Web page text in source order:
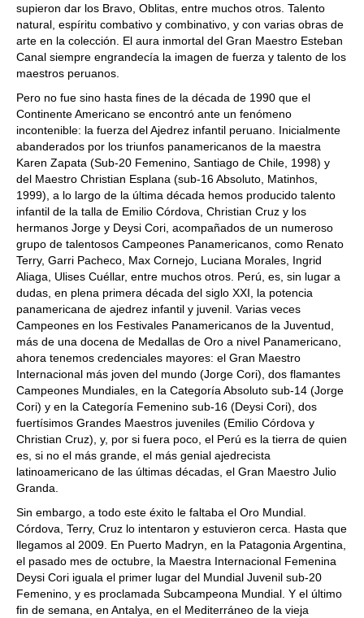
supieron dar los Bravo, Oblitas, entre muchos otros. Talento
natural, espíritu combativo y combinativo, y con varias obras de
arte en la colección. El aura inmortal del Gran Maestro Esteban
Canal siempre engrandecía la imagen de fuerza y talento de los
maestros peruanos.
Pero no fue sino hasta fines de la década de 1990 que el
Continente Americano se encontró ante un fenómeno
incontenible: la fuerza del Ajedrez infantil peruano. Inicialmente
abanderados por los triunfos panamericanos de la maestra
Karen Zapata (Sub-20 Femenino, Santiago de Chile, 1998) y
del Maestro Christian Esplana (sub-16 Absoluto, Matinhos,
1999), a lo largo de la última década hemos producido talento
infantil de la talla de Emilio Córdova, Christian Cruz y los
hermanos Jorge y Deysi Cori, acompañados de un numeroso
grupo de talentosos Campeones Panamericanos, como Renato
Terry, Garri Pacheco, Max Cornejo, Luciana Morales, Ingrid
Aliaga, Ulises Cuéllar, entre muchos otros. Perú, es, sin lugar a
dudas, en plena primera década del siglo XXI, la potencia
panamericana de ajedrez infantil y juvenil. Varias veces
Campeones en los Festivales Panamericanos de la Juventud,
más de una docena de Medallas de Oro a nivel Panamericano,
ahora tenemos credenciales mayores: el Gran Maestro
Internacional más joven del mundo (Jorge Cori), dos flamantes
Campeones Mundiales, en la Categoría Absoluto sub-14 (Jorge
Cori) y en la Categoría Femenino sub-16 (Deysi Cori), dos
fuertísimos Grandes Maestros juveniles (Emilio Córdova y
Christian Cruz), y, por si fuera poco, el Perú es la tierra de quien
es, si no el más grande, el más genial ajedrecista
latinoamericano de las últimas décadas, el Gran Maestro Julio
Granda.
Sin embargo, a todo este éxito le faltaba el Oro Mundial.
Córdova, Terry, Cruz lo intentaron y estuvieron cerca. Hasta que
llegamos al 2009. En Puerto Madryn, en la Patagonia Argentina,
el pasado mes de octubre, la Maestra Internacional Femenina
Deysi Cori iguala el primer lugar del Mundial Juvenil sub-20
Femenino, y es proclamada Subcampeona Mundial. Y el último
fin de semana, en Antalya, en el Mediterráneo de la vieja